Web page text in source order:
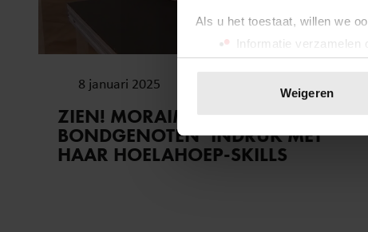
Als u het toestaat, willen we
Informatie
Uw apparaat
toestemming op elk moment
We gebruiken cookies om
websiteverkeer te analyseren.
Weigeren
8 januari 2025
ZIEN! MORAIMA MAAKT IN ‘DE
BONDGENOTEN’ INDRUK MET
HAAR HOELAHOEP-SKILLS